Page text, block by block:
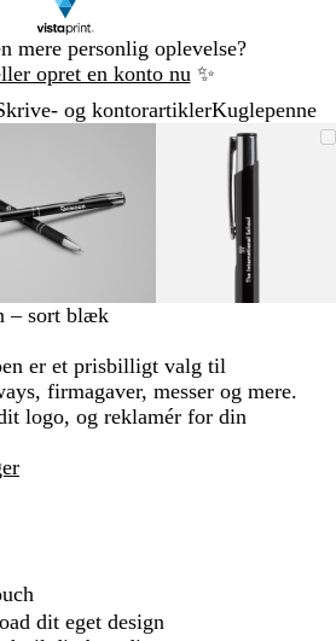
mere personlig oplevelse?
opret en konto nu ✨
og kontorartiklerKuglepenne
udvide
og
minus
til
zoome
piletasterne
til
at
Zoombart
billede
Zoomet
til
Klik
for
Brug
tasterne
minus
til
at
til
at
– sort blæk
er et prisbilligt valg til
firmagaver, messer og mere.
logo, og reklamér for din
dit eget design